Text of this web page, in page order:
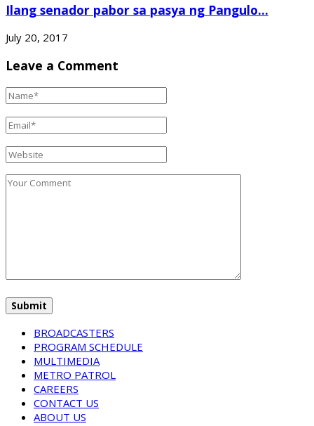
Ilang senador pabor sa pasya ng Pangulo...
July 20, 2017
Leave a Comment
BROADCASTERS
PROGRAM SCHEDULE
MULTIMEDIA
METRO PATROL
CAREERS
CONTACT US
ABOUT US